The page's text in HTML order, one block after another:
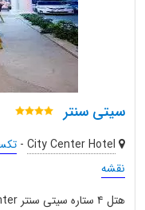
سیتی سنتر
City Center Hotel
-
نقشه